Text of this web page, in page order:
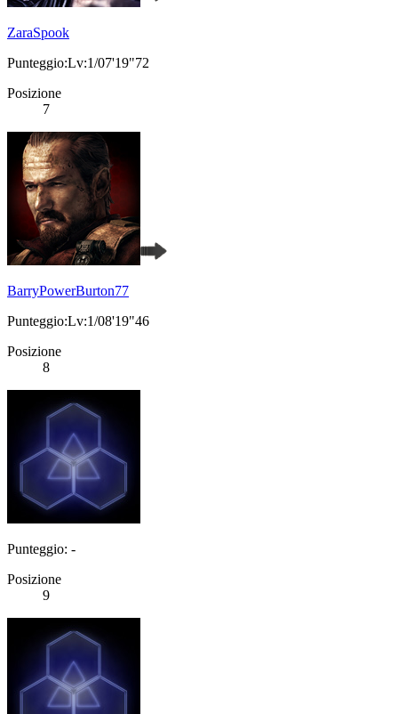
ZaraSpook
Punteggio:Lv:1/07'19"72
Posizione
7
BarryPowerBurton77
Punteggio:Lv:1/08'19"46
Posizione
8
Punteggio: -
Posizione
9